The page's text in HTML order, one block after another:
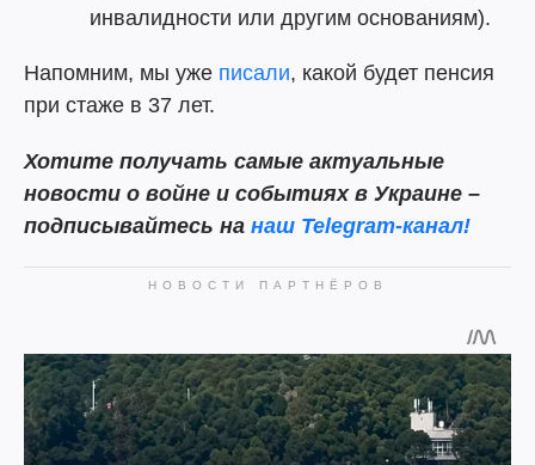
инвалидности или другим основаниям).
Напомним, мы уже писали, какой будет пенсия
при стаже в 37 лет.
Хотите получать самые актуальные
новости о войне и событиях в Украине –
подписывайтесь на наш Telegram-канал!